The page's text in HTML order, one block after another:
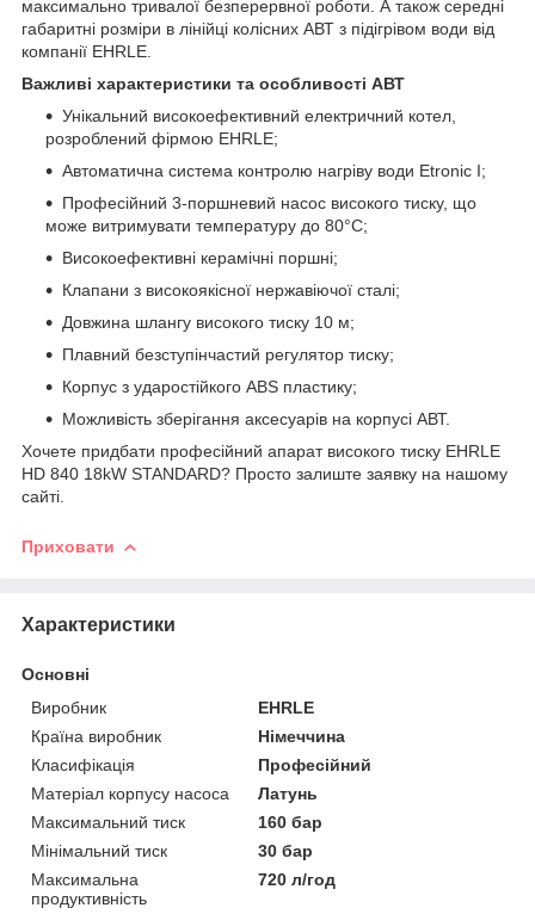
максимально тривалої безперервної роботи. А також середні
габаритні розміри в лінійці колісних АВТ з підігрівом води від
компанії EHRLE.
Важливі характеристики та особливості АВТ
Унікальний високоефективний електричний котел,
розроблений фірмою EHRLE;
Автоматична система контролю нагріву води Etronic I;
Професійний 3-поршневий насос високого тиску, що
може витримувати температуру до 80°С;
Високоефективні керамічні поршні;
Клапани з високоякісної нержавіючої сталі;
Довжина шлангу високого тиску 10 м;
Плавний безступінчастий регулятор тиску;
Корпус з ударостійкого ABS пластику;
Можливість зберігання аксесуарів на корпусі АВТ.
Хочете придбати професійний апарат високого тиску EHRLE
HD 840 18kW STANDARD? Просто залиште заявку на нашому
сайті.
Приховати
Характеристики
Основні
Виробник
EHRLE
Країна виробник
Німеччина
Класифікація
Професійний
Матеріал корпусу насоса
Латунь
Максимальний тиск
160 бар
Мінімальний тиск
30 бар
Максимальна
продуктивність
720 л/год